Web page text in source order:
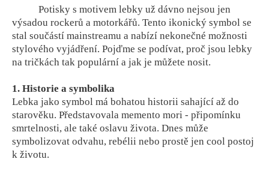
Potisky s motivem lebky už dávno nejsou jen
výsadou rockerů a motorkářů. Tento ikonický symbol se
stal součástí mainstreamu a nabízí nekonečné možnosti
stylového vyjádření. Pojďme se podívat, proč jsou lebky
na tričkách tak populární a jak je můžete nosit.
1. Historie a symbolika
Lebka jako symbol má bohatou historii sahající až do
starověku. Představovala memento mori - připomínku
smrtelnosti, ale také oslavu života. Dnes může
symbolizovat odvahu, rebélii nebo prostě jen cool postoj
k životu.